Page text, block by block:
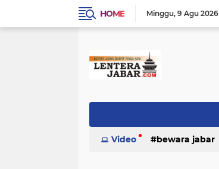
HOME Minggu 9 Agu 2026
Video bewara jabar